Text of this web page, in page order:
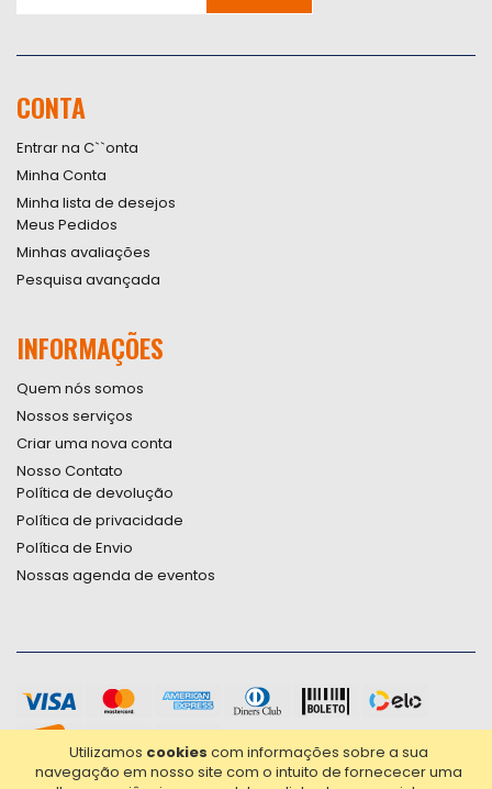
Utilizamos cookies com informações sobre a sua
navegação em nosso site com o intuito de fornececer uma
Newsletter:
CONTA
Entrar na C``onta
Minha Conta
Minha lista de desejos
Meus Pedidos
Minhas avaliações
Pesquisa avançada
INFORMAÇÕES
Quem nós somos
Nossos serviços
Criar uma nova conta
Nosso Contato
Política de devolução
Política de privacidade
Política de Envio
Nossas agenda de eventos